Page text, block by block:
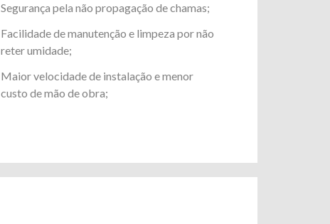
Segurança pela não propagação de chamas;
Facilidade de manutenção e limpeza por não
reter umidade;
Maior velocidade de instalação e menor
custo de mão de obra;